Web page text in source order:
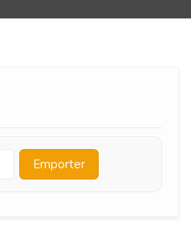
Emporter